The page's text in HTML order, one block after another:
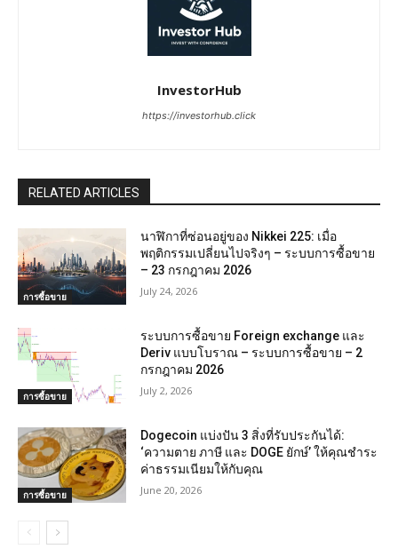
InvestorHub
https://investorhub.click
RELATED ARTICLES
การซื้อขาย
นาฬิกาที่ซ่อนอยู่ของ Nikkei 225: เมื่อ
พฤติกรรมเปลี่ยนไปจริงๆ – ระบบการซื้อขาย
– 23 กรกฎาคม 2026
July 24, 2026
การซื้อขาย
ระบบการซื้อขาย Foreign exchange และ
Deriv แบบโบราณ – ระบบการซื้อขาย – 2
กรกฎาคม 2026
July 2, 2026
การซื้อขาย
Dogecoin แบ่งปัน 3 สิ่งที่รับประกันได้:
‘ความตาย ภาษี และ DOGE ยักษ์’ ให้คุณชำระ
ค่าธรรมเนียมให้กับคุณ
June 20, 2026